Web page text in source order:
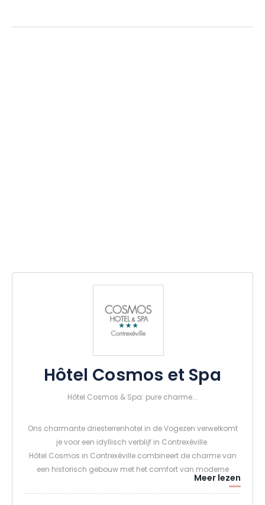
Hôtel Cosmos et Spa
Hôtel Cosmos & Spa: pure charme...
Ons charmante driesterrenhotel in de Vogezen verwelkomt
je voor een idyllisch verblijf in Contrexéville.
Hôtel Cosmos in Contrexéville combineert de charme van
een historisch gebouw met het comfort van moderne
faciliteiten en is de ideale plek voor een wellnessweekend in
de Vogezen of een ander soort verblijf.
Meer lezen